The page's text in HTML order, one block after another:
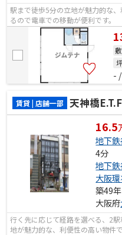
駅まで徒歩5分の立地が魅力的な
るので電車での移動が便利です。
-
賃貸 | 店舗一部 天神橋
16.5
地下
4分
地下
大阪
築49
大阪府
行く先に応じて経路を選べる、2
地が魅力的な、利便性の高い物件で